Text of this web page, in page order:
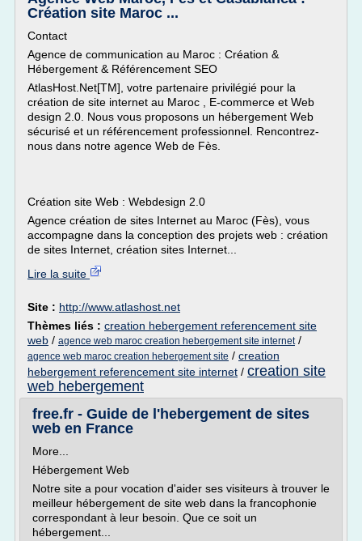
Création site Maroc ...
Contact
Agence de communication au Maroc : Création &
Hébergement & Référencement SEO
AtlasHost.Net[TM], votre partenaire privilégié pour la
création de site internet au Maroc , E-commerce et Web
design 2.0. Nous vous proposons un hébergement Web
sécurisé et un référencement professionnel. Rencontrez-
nous dans notre agence Web de Fès.
Création site Web : Webdesign 2.0
Agence création de sites Internet au Maroc (Fès), vous
accompagne dans la conception des projets web : création
de sites Internet, création sites Internet...
Lire la suite
Site : http://www.atlashost.net
Thèmes liés : creation hebergement referencement site
web / agence web maroc creation hebergement site internet/
agence web maroc creation hebergement site / creation
hebergement referencement site internet / creation site
web hebergement
free.fr - Guide de l'hebergement de sites
web en France
More...
Hébergement Web
Notre site a pour vocation d'aider ses visiteurs à trouver le
meilleur hébergement de site web dans la francophonie
correspondant à leur besoin. Que ce soit un
hébergement...